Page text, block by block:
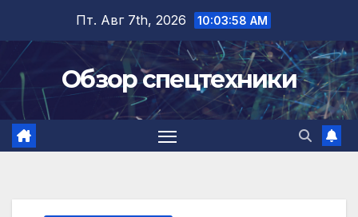
содержимому
Пт. Авг 7th, 2026 10:03:59 AM
Обзор спецтехники